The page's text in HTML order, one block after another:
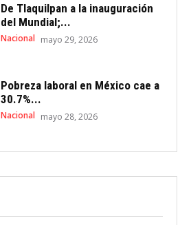
De Tlaquilpan a la inauguración
del Mundial;...
Nacional mayo 29, 2026
Pobreza laboral en México cae a
30.7%...
Nacional mayo 28, 2026